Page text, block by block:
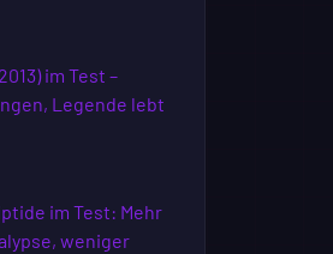
im Test –
Legende lebt
im Test: Mehr
weniger